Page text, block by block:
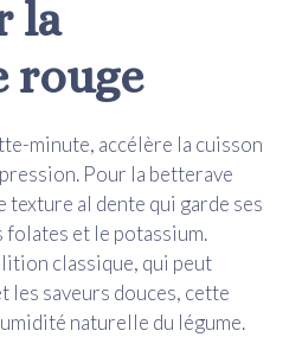
la
rouge
minute, accélère la cuisson
Pour la betterave
texture al dente qui garde ses
folates et le potassium.
classique, qui peut
les saveurs douces, cette
naturelle du légume.